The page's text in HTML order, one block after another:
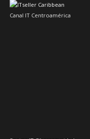
Canal IT Centroamérica